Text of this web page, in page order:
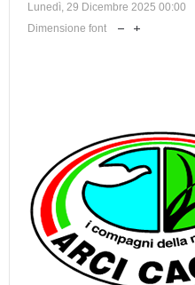
Lunedì, 29 Dicembre 2025 00:00
Dimensione font